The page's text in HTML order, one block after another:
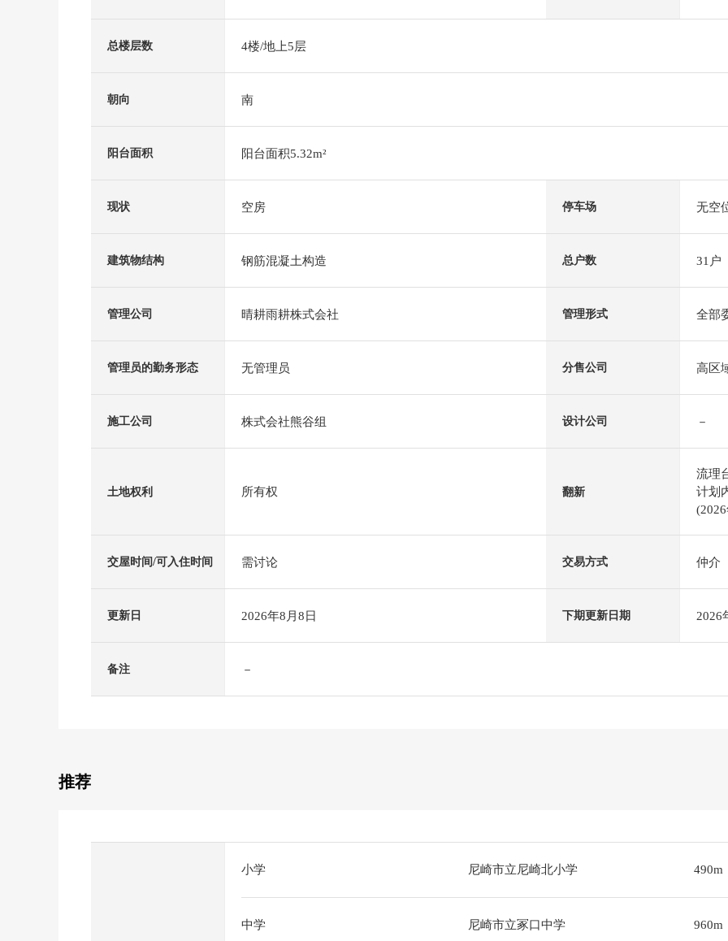
总楼层数 4楼/地上5层
朝向 南
阳台面积 阳台面积5.32m²
现状 空房 停车场 无空
建筑物结构 钢筋混凝土构造 总户数 31户
管理公司 晴耕雨耕株式会社 管理形式 全部
管理员的勤务形态 无管理员 分售公司 高区
施工公司 株式会社熊谷组 设计公司 －
土地权利 所有权 翻新
流理
计划
交屋时间/可入住时间 需讨论 交易方式 仲介
更新日 2026年8月8日 下期更新日期 2026
备注 －
推荐
小学 尼崎市立尼崎北小学 490m
中学 尼崎市立冢口中学 960m